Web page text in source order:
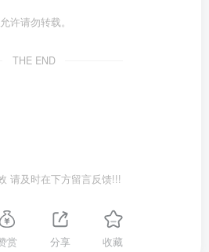
许请勿转载。
THE END
请及时在下方留言反馈!!!
赏 分享 收藏